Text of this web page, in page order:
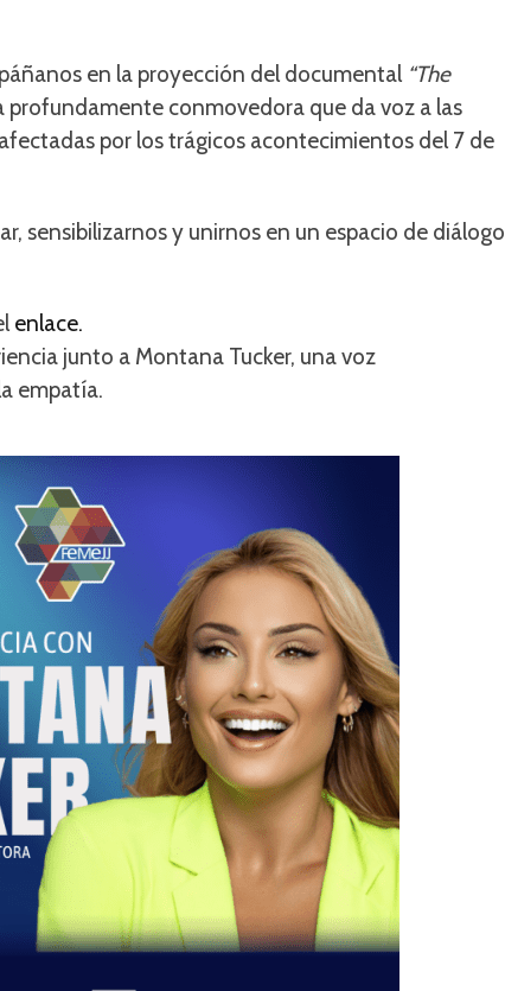
en la proyección del documental “The
profundamente conmovedora que da voz a las
por los trágicos acontecimientos del 7 de
sensibilizarnos y unirnos en un espacio de diálogo
enlace.
junto a Montana Tucker, una voz
empatía.